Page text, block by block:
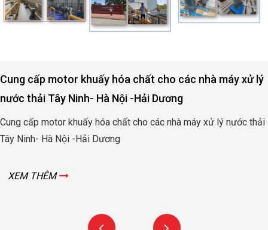
Cung cấp motor khuấy hóa chất cho các nhà máy xử lý
nước thải Tây Ninh- Hà Nội -Hải Dương
Cung cấp motor khuấy hóa chất cho các nhà máy xử lý nước thải
Tây Ninh- Hà Nội -Hải Dương
XEM THÊM